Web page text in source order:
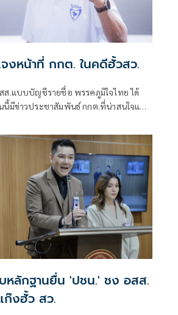
งหน้าที่ กกต. ในคดีฮั้วสว.
ส.แบบบัญชีรายชื่อ พรรคภูมิใจไทย ได้
มีข่าวประชาสัมพันธ์ กกต.ที่น่าสนใจและ
หลักฐานยื่น 'ปชน.' ชง อสส.
งฮั้ว สว.